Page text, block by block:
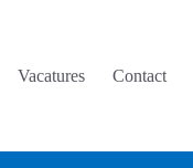
Vacatures Contact